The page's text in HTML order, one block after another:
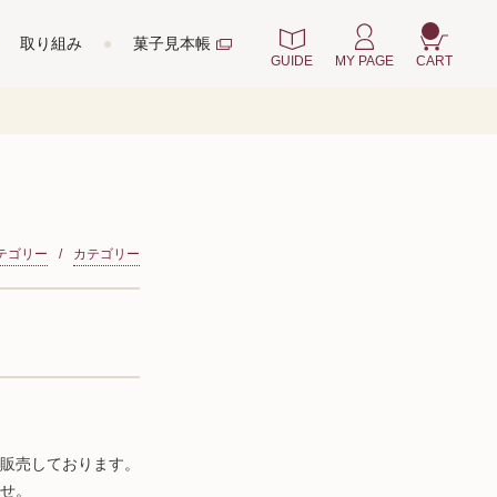
取り組み 菓子見本帳
GUIDE MY PAGE CART
ゴリー カテゴリー
売しております。
。